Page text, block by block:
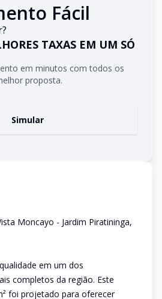
Fácil
TAXAS EM UM SÓ
em minutos com todos os
proposta.
Simular
Moncayo - Jardim Piratininga,
em um dos
completos da região. Este
foi projetado para oferecer